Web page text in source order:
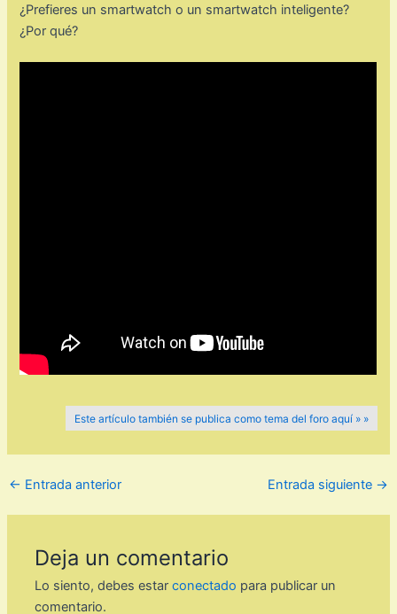
¿Prefieres un smartwatch o un smartwatch inteligente?
¿Por qué?
Este artículo también se publica como tema del foro aquí » »
← Entrada anterior Entrada siguiente →
Deja un comentario
Lo siento, debes estarconectado para publicar un
comentario.